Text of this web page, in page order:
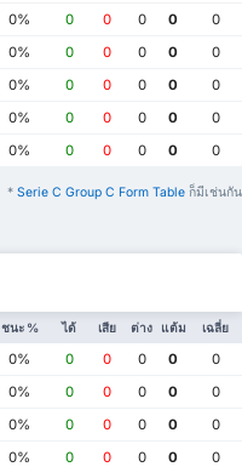
0% 0 0 0 0
0
0% 0 0 0 0
0
0% 0 0 0 0
0
0% 0 0 0 0
0
0% 0 0 0 0 0
* Serie C Group C Form Table ก็มีเช่นกัน
ชนะ % ได้ เสีย ต่าง แต้ม เฉลี่ย
0% 0 0 0 0
0
0% 0 0 0 0
0
0% 0 0 0 0
0
0% 0 0 0 0
0